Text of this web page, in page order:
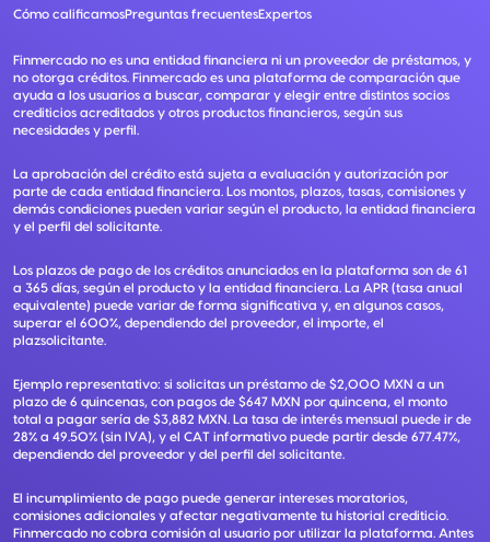
Cómo calificamosPreguntas frecuentesExpertos
Finmercado no es una entidad financiera ni un proveedor de préstamos, y
no otorga créditos. Finmercado es una plataforma de comparación que
ayuda a los usuarios a buscar, comparar y elegir entre distintos socios
crediticios acreditados y otros productos financieros, según sus
necesidades y perfil.
La aprobación del crédito está sujeta a evaluación y autorización por
parte de cada entidad financiera. Los montos, plazos, tasas, comisiones y
demás condiciones pueden variar según el producto, la entidad financiera
y el perfil del solicitante.
Los plazos de pago de los créditos anunciados en la plataforma son de 61
a 365 días, según el producto y la entidad financiera. La APR (tasa anual
equivalente) puede variar de forma significativa y, en algunos casos,
superar el 600%, dependiendo del proveedor, el importe, el
plazsolicitante.
Ejemplo representativo: si solicitas un préstamo de $2,000 MXN a un
plazo de 6 quincenas, con pagos de $647 MXN por quincena, el monto
total a pagar sería de $3,882 MXN. La tasa de interés mensual puede ir de
28% a 49.50% (sin IVA), y el CAT informativo puede partir desde 677.47%,
dependiendo del proveedor y del perfil del solicitante.
El incumplimiento de pago puede generar intereses moratorios,
comisiones adicionales y afectar negativamente tu historial crediticio.
Finmercado no cobra comisión al usuario por utilizar la plataforma. Antes